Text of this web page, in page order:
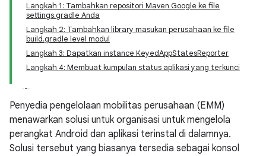
Langkah 1: Tambahkan repositori Maven Google ke file
settings.gradle Anda
Langkah 2: Tambahkan library masukan perusahaan ke file
build.gradle level modul
Langkah 3: Dapatkan instance KeyedAppStatesReporter
Langkah 4: Membuat kumpulan status aplikasi yang terkunci
Penyedia pengelolaan mobilitas perusahaan (EMM)
menawarkan solusi untuk organisasi untuk mengelola
perangkat Android dan aplikasi terinstal di dalamnya.
Solusi tersebut yang biasanya tersedia sebagai konsol